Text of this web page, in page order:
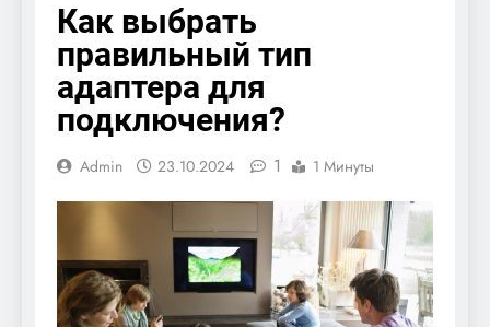
Как выбрать
правильный тип
адаптера для
подключения?
Admin 23.10.2024 1 1 Минуты